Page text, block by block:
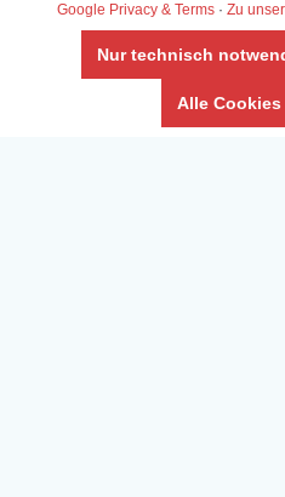
AGB
Umwelt und
Vertrag
Google Privacy & Terms · Zu
Nur technisch
Alle